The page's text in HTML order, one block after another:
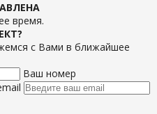
время.
с Вами в ближайшее
Ваш номер